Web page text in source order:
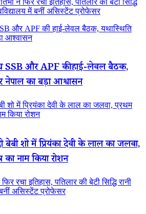
में बनीं असिस्टेंट प्रोफेसर
और APF की हाई-लेवल बैठक, यथास्थिति
आश्वासन
SSB और APF की हाई-लेवल बैठक,
नेपाल का बड़ा आश्वासन
शो में प्रियंका देवी के लाल का जलवा, प्रथम
किया रोशन
बेबी शो में प्रियंका देवी के लाल का जलवा,
का नाम किया रोशन
रचा इतिहास, पतिलार की बेटी सिद्धि रानी
असिस्टेंट प्रोफेसर